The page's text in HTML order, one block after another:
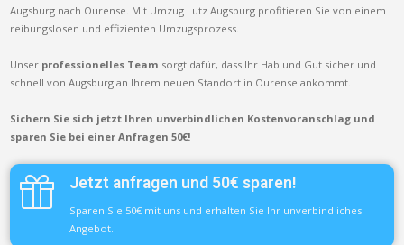
Augsburg nach Ourense. Mit Umzug Lutz Augsburg profitieren Sie von einem
reibungslosen und effizienten Umzugsprozess.
Unser professionelles Team sorgt dafür, dass Ihr Hab und Gut sicher und
schnell von Augsburg an Ihrem neuen Standort in Ourense ankommt.
Sichern Sie sich jetzt Ihren unverbindlichen Kostenvoranschlag und
sparen Sie bei einer Anfragen 50€!
Jetzt anfragen und 50€ sparen!
Sparen Sie 50€ mit uns und erhalten Sie Ihr unverbindliches
Angebot.